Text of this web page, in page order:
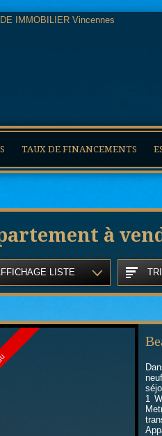
TAUX DE FINANCEMENTS
à
LISTE
1